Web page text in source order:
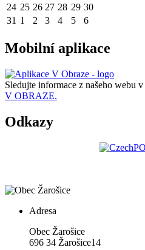
24 25 26 27 28 29 30
31 1 2 3 4 5 6
Mobilní aplikace
Sledujte informace z našeho webu v
V OBRAZE.
Odkazy
Adresa
Obec Žarošice
696 34 Žarošice14